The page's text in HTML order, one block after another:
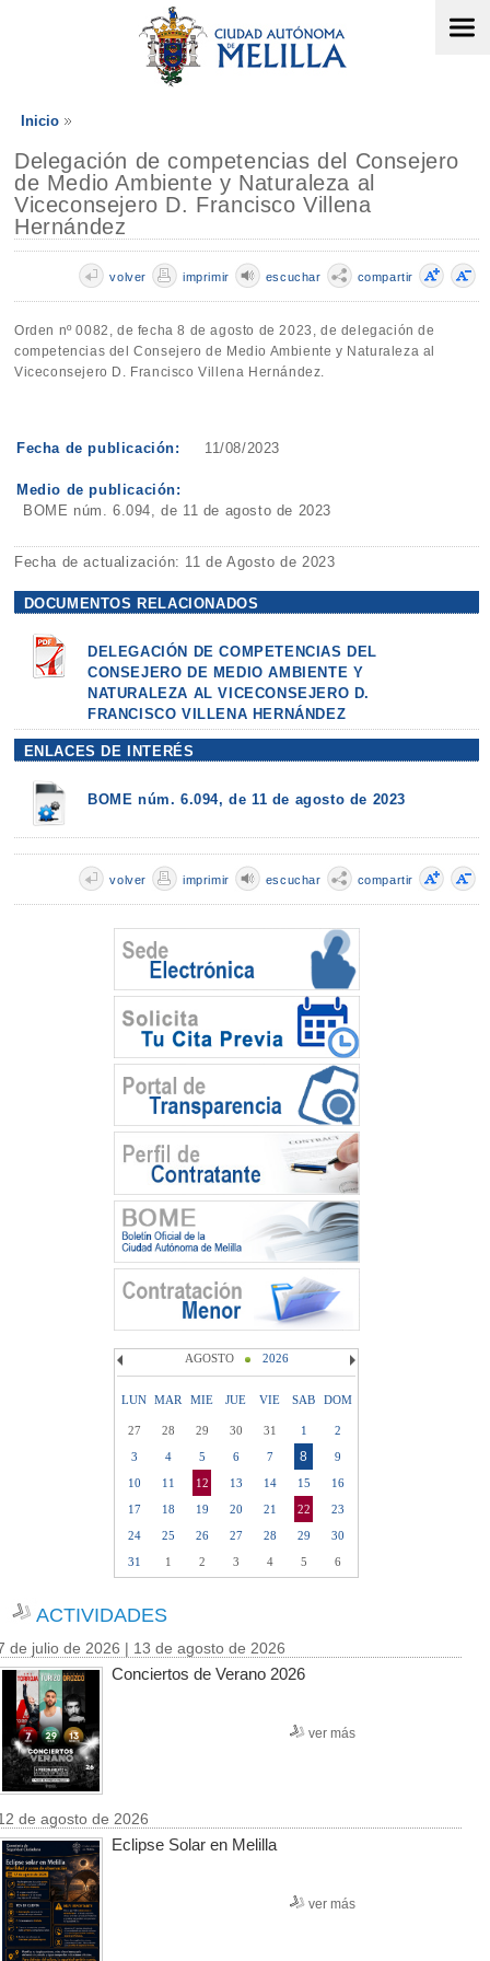
Inicio
Delegación de competencias del Consejero
de Medio Ambiente y Naturaleza al
Viceconsejero D. Francisco Villena
Hernández
compartir
escuchar
imprimir
volver
Orden nº 0082, de fecha 8 de agosto de 2023, de delegación de
competencias del Consejero de Medio Ambiente y Naturaleza al
Viceconsejero D. Francisco Villena Hernández.
Fecha de publicación: 11/08/2023
Medio de publicación:
BOME núm. 6.094, de 11 de agosto de 2023
Fecha de actualización: 11 de Agosto de 2023
DOCUMENTOS RELACIONADOS
DELEGACIÓN DE COMPETENCIAS DEL
CONSEJERO DE MEDIO AMBIENTE Y
NATURALEZA AL VICECONSEJERO D.
FRANCISCO VILLENA HERNÁNDEZ
ENLACES DE INTERÉS
BOME núm. 6.094, de 11 de agosto de 2023
compartir
escuchar
imprimir
volver
AGOSTO 2026
LUN MAR MIE JUE VIE SAB DOM
27 28 29 30 31 1
2
3
4 5 6 7 8
9
10
11 12 13 14 15
16
17
18 19 20 21 22
23
24
25 26 27 28 29
30
31
1 2 3 4 5 6
ACTIVIDADES
de julio de 2026 | 13 de agosto de 2026
Conciertos de Verano 2026
ver más
de agosto de 2026
Eclipse Solar en Melilla
ver más